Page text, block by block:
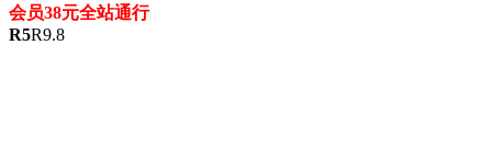
会员38元全站通行
R5R9.8